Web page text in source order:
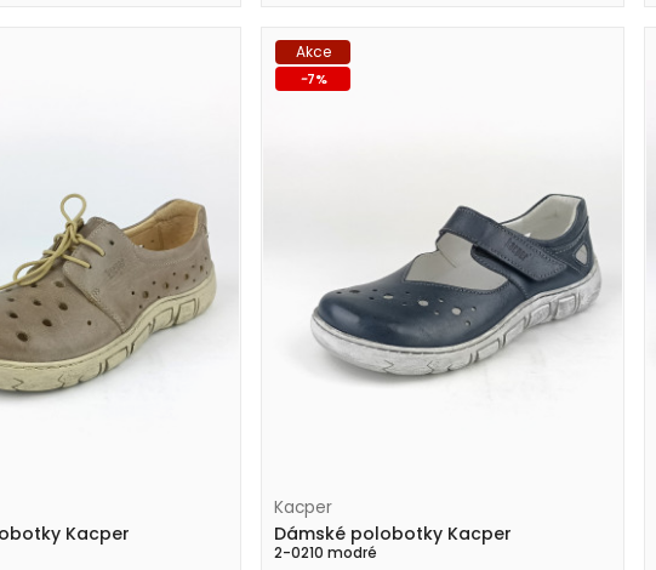
Kacper
Akce
-7%
Kacper
Dámské polobotky Kacper
2-0210 modré